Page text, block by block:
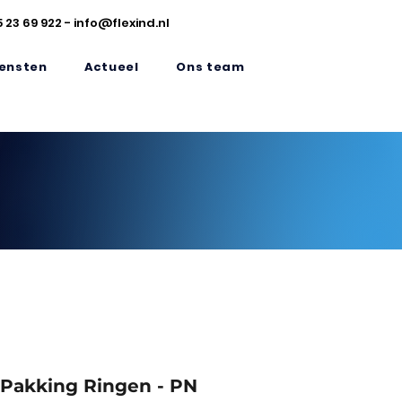
23 69 922 - info@flexind.nl
Actueel Ons team
Ringen - PN